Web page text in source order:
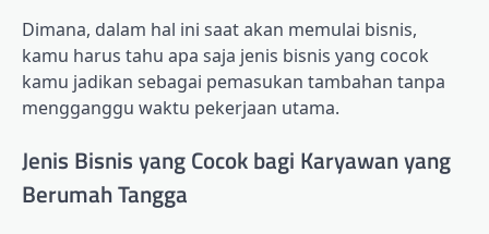
Dimana, dalam hal ini saat akan memulai bisnis,
kamu harus tahu apa saja jenis bisnis yang cocok
kamu jadikan sebagai pemasukan tambahan tanpa
mengganggu waktu pekerjaan utama.
Jenis Bisnis yang Cocok bagi Karyawan yang
Berumah Tangga